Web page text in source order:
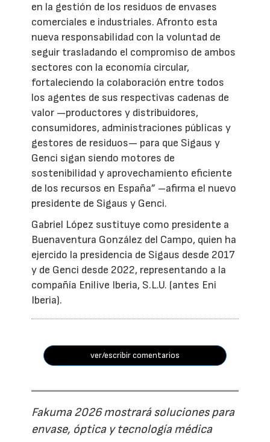
en la gestión de los residuos de envases
comerciales e industriales. Afronto esta
nueva responsabilidad con la voluntad de
seguir trasladando el compromiso de ambos
sectores con la economía circular,
fortaleciendo la colaboración entre todos
los agentes de sus respectivas cadenas de
valor —productores y distribuidores,
consumidores, administraciones públicas y
gestores de residuos— para que Sigaus y
Genci sigan siendo motores de
sostenibilidad y aprovechamiento eficiente
de los recursos en España” –afirma el nuevo
presidente de Sigaus y Genci.
Gabriel López sustituye como presidente a
Buenaventura González del Campo, quien ha
ejercido la presidencia de Sigaus desde 2017
y de Genci desde 2022, representando a la
compañía Enilive Iberia, S.L.U. (antes Eni
Iberia).
ver/escribir comentarios
Fakuma 2026 mostrará soluciones para
envase, óptica y tecnología médica